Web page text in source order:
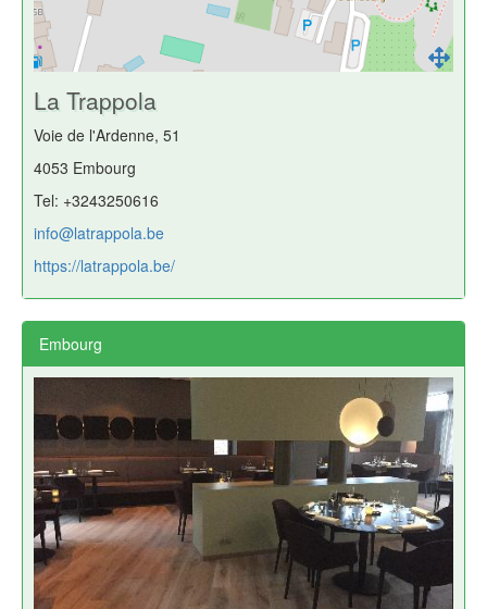
La Trappola
Voie de l'Ardenne, 51
4053 Embourg
Tel: +3243250616
info@latrappola.be
https://latrappola.be/
Embourg